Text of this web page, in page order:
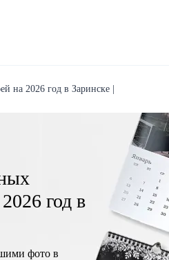
на 2026 год в Заринске |
год в
фото в